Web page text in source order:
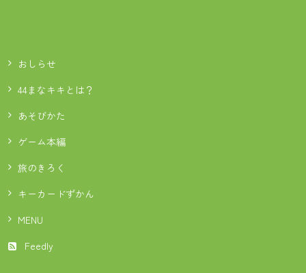
おしらせ
44まなキキとは？
あそびかた
ゲーム本編
旅のきろく
キーカードずかん
MENU
Feedly